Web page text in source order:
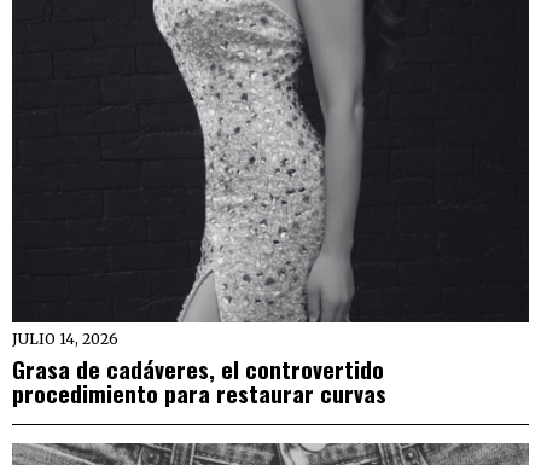
JULIO 14, 2026
Grasa de cadáveres, el controvertido
procedimiento para restaurar curvas